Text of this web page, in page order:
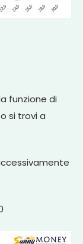
funzione di
si trovi a